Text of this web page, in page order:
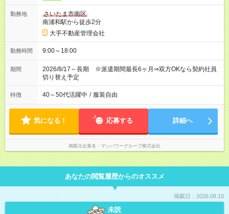
勤務地
さいたま市南区
南浦和駅から徒歩2分
大手不動産管理会社
勤務時間 9:00～18:00
期間
2026/8/17～長期 ※派遣期間最長6ヶ月⇒双方OKなら契約社員
切り替え予定
特徴 40～50代活躍中 / 服装自由
気になる！ 応募する 詳細へ
掲載元企業名 マンパワーグループ株式会社
あなたの閲覧履歴からのオススメ
掲載日：2026.08.10
未読